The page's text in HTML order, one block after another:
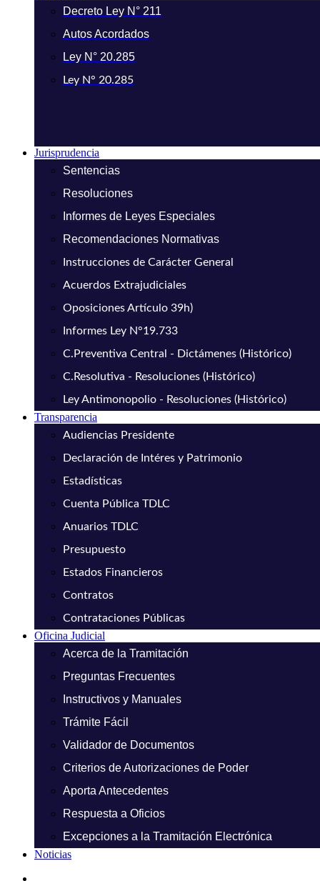
Decreto Ley N° 211
Autos Acordados
Ley N° 20.285
Ley N° 20.285
Jurisprudencia
Sentencias
Resoluciones
Informes de Leyes Especiales
Recomendaciones Normativas
Instrucciones de Carácter General
Acuerdos Extrajudiciales
Oposiciones Artículo 39h)
Informes Ley N°19.733
C.Preventiva Central - Dictámenes (Histórico)
C.Resolutiva - Resoluciones (Histórico)
Ley Antimonopolio - Resoluciones (Histórico)
Transparencia
Audiencias Presidente
Declaración de Intéres y Patrimonio
Estadísticas
Cuenta Pública TDLC
Anuarios TDLC
Presupuesto
Estados Financieros
Contratos
Contrataciones Públicas
Oficina Judicial
Acerca de la Tramitación
Preguntas Frecuentes
Instructivos y Manuales
Trámite Fácil
Validador de Documentos
Criterios de Autorizaciones de Poder
Aporta Antecedentes
Respuesta a Oficios
Excepciones a la Tramitación Electrónica
Noticias